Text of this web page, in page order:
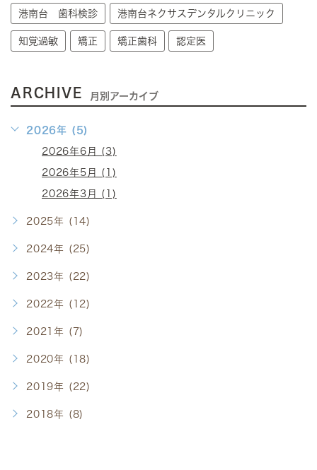
港南台 歯科検診 港南台ネクサスデンタルクリニック
知覚過敏 矯正 矯正歯科 認定医
ARCHIVE 月別アーカイブ
2026年 (5)
2026年6月 (3)
2026年5月 (1)
2026年3月 (1)
2025年 (14)
2024年 (25)
2023年 (22)
2022年 (12)
2021年 (7)
2020年 (18)
2019年 (22)
2018年 (8)